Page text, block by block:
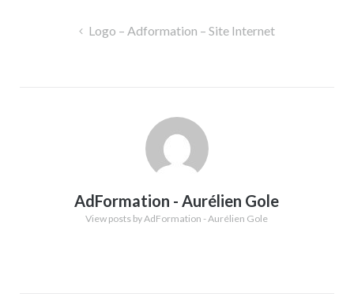
NavigationLogo – Adformation – Site Internet
AdFormation - Aurélien Gole
View posts by AdFormation - Aurélien Gole